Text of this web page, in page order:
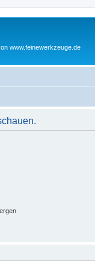
www.feinewerkzeuge.de